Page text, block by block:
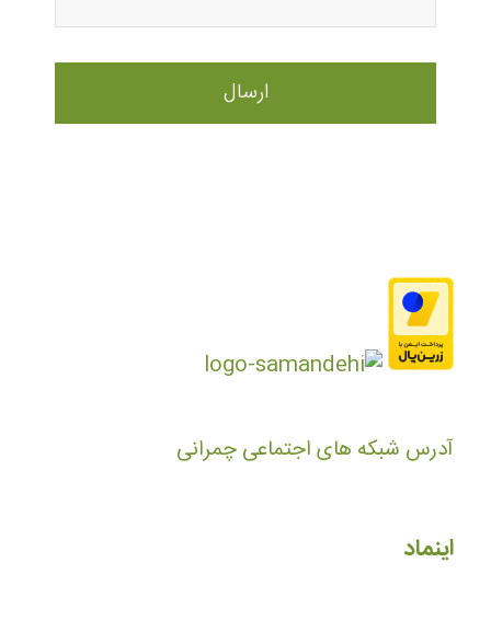
آدرس شبکه های اجتماعی چمرانی
اینماد